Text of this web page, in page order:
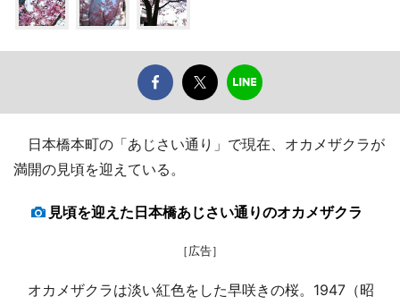
日本橋本町の「あじさい通り」で現在、オカメザクラが
満開の見頃を迎えている。
見頃を迎えた日本橋あじさい通りのオカメザクラ
［広告］
オカメザクラは淡い紅色をした早咲きの桜。1947（昭